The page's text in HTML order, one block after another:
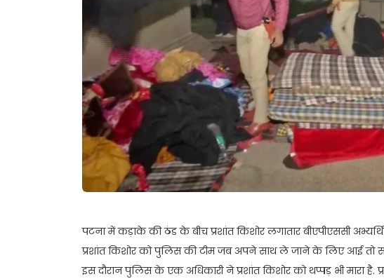
पटना में कड़ाके की ठंड के बीच प्रशांत किशोर लगातार बीएपीएससी
प्रशांत किशोर को पुलिस की टीम जब अपने साथ ले जाने के लिए आई तो
इस दौरान पुलिस के एक अधिकारी ने प्रशांत किशोर को थप्पड़ भी मारा है.